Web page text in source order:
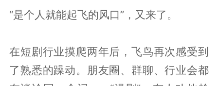
“是个人就能起飞的风口”，又来了。
在短剧行业摸爬两年后，飞鸟再次感受到
了熟悉的躁动。朋友圈、群聊、行业会都